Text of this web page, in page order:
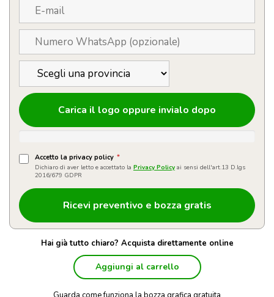
Carica il logo oppure invialo dopo
Accetto la privacy policy *
Dichiaro di aver letto e accettato la Privacy Policy ai sensi dell'art.13 D.lgs
2016/679 GDPR
Hai già tutto chiaro? Acquista direttamente online
Aggiungi al carrello